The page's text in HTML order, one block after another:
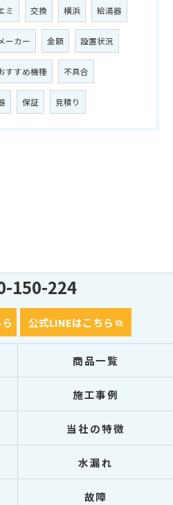
ミ 交換 横浜 給湯器
メーカー 金額 設置状況
すすめ機種 不具合
保証 見積り
150-224
公式LINEはこちら
商品一覧
施工事例
当社の特徴
水漏れ
故障